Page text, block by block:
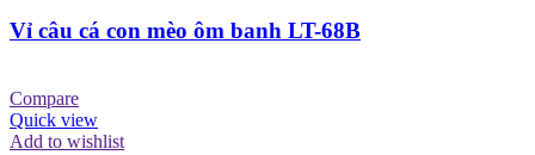
Vỉ câu cá con mèo ôm banh LT-68B
Compare
Quick view
Add to wishlist